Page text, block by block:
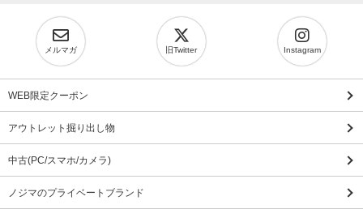
メルマガ 旧Twitter Instagram
WEB限定クーポン
アウトレット掘り出し物
中古(PC/スマホ/カメラ)
ノジマのプライベートブランド